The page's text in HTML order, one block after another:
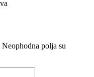
Neophodna polja su